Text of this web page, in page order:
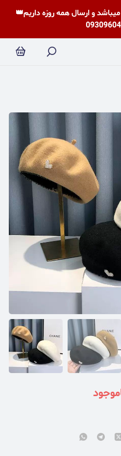
و ارسال همه روزه داریم👑